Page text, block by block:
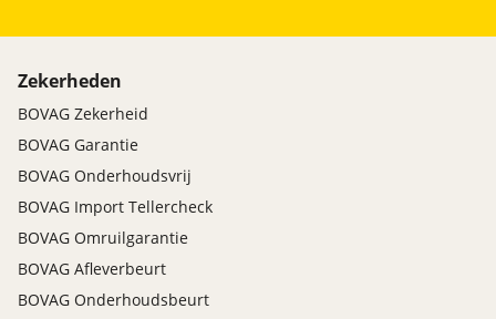
Zekerheden
BOVAG Zekerheid
BOVAG Garantie
BOVAG Onderhoudsvrij
BOVAG Import Tellercheck
BOVAG Omruilgarantie
BOVAG Afleverbeurt
BOVAG Onderhoudsbeurt